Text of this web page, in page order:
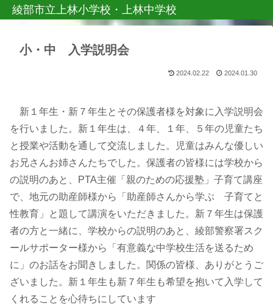
綾部市立上林小学校・上林中学校
小・中 入学説明会
2024.02.22 2024.01.30
新１年生・新７年生とその保護者様を対象に入学説明会
を行いました。新１年生は、４年、１年、５年の児童たち
と授業や活動を通して交流しました。児童はみんな優しい
お兄さんお姉さんたちでした。保護者の皆様には学校から
の説明のあと、PTA主催「親のための応援塾」子育て講座
で、地元の助産師様から「助産師さんから学ぶ 子育てと
性教育」と題して講演をいただきました。新７年生は保護
者の方と一緒に、学校からの説明のあと、綾部警察署スク
ールサポーター様から「有意義な中学校生活を送るため
に」のお話をお聞きしました。関係の皆様、ありがとうご
ざいました。新１年生も新７年生も希望を抱いて入学して
くれることを心待ちにしています